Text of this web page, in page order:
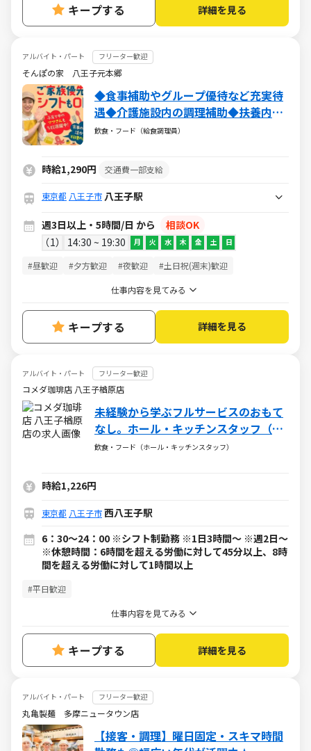
キープする 詳細を見る
アルバイト・パート フリーター歓迎
そんぽの家 八王子元本郷
◆食事補助やグループ優待など充実待
遇◆介護施設内の調理補助◆扶養内・
WワークOK◆マニュアルに沿ったコツ
飲食・フード（給食調理員）
時給1,290円 交通費一部支給
東京都 八王子市 八王子駅
週3日以上・5時間/日 から
相談OK
1
14:30 ~ 19:30 月 火 水 木 金 土 日
#昼歓迎 #夕方歓迎 #夜歓迎 #土日祝(週末)歓迎
仕事内容を見てみる
キープする 詳細を見る
アルバイト・パート フリーター歓迎
コメダ珈琲店 八王子楢原店
未経験から学ぶフルサービスのおもて
なし。ホール・キッチンスタッフ（ア
ルバイト・パート）求人
飲食・フード（ホール・キッチンスタッフ）
時給1,226円
東京都 八王子市西八王子駅
6：30～24：00 ※シフト制勤務 ※1日3時間～ ※週2日～
※休憩時間：6時間を超える労働に対して45分以上、8時
間を超える労働に対して1時間以上
#平日歓迎
仕事内容を見てみる
キープする 詳細を見る
アルバイト・パート フリーター歓迎
丸亀製麺 多摩ニュータウン店
【接客・調理】曜日固定・スキマ時間